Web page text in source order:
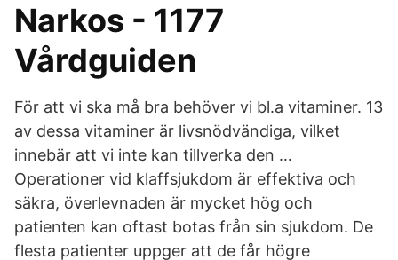
Narkos - 1177
Vårdguiden
För att vi ska må bra behöver vi bl.a vitaminer. 13
av dessa vitaminer är livsnödvändiga, vilket
innebär att vi inte kan tillverka den …
Operationer vid klaffsjukdom är effektiva och
säkra, överlevnaden är mycket hög och
patienten kan oftast botas från sin sjukdom. De
flesta patienter uppger att de får högre